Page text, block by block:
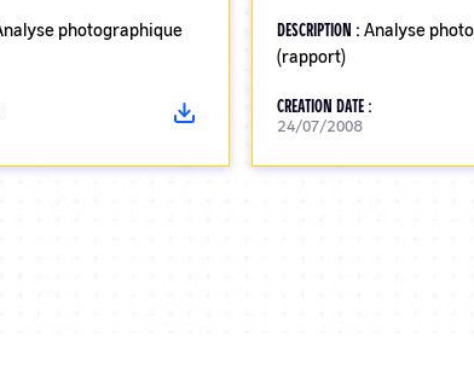
photographique
DESCRIPTION :Analyse
(rapport)
CREATION DATE :
24/07/2008